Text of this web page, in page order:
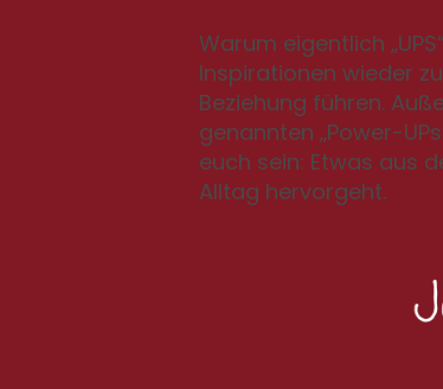
Warum eigentlich
Inspirationen wieder zu
Beziehung führen.
genannten „Power-
euch sein: Etwas aus
Alltag hervorgeht.